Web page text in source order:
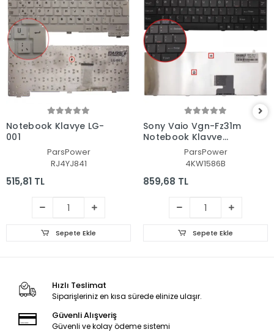
Notebook Klavye LG-
001
ParsPower
RJ4YJ841
515,81 TL
Sepete Ekle
Sony Vaio Vgn-Fz31m
Notebook Klavye
(Siyah ENG)ParsPower
4KW1586B
859,68 TL
Sepete Ekle
Hızlı Teslimat
Siparişleriniz en kısa sürede elinize ulaşır.
Güvenli Alışveriş
Güvenli ve kolay ödeme sistemi